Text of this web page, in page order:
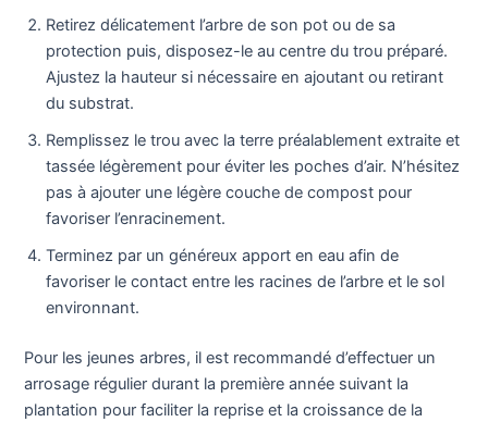
Retirez délicatement l’arbre de son pot ou de sa
protection puis, disposez-le au centre du trou préparé.
Ajustez la hauteur si nécessaire en ajoutant ou retirant
du substrat.
Remplissez le trou avec la terre préalablement extraite et
tassée légèrement pour éviter les poches d’air. N’hésitez
pas à ajouter une légère couche de compost pour
favoriser l’enracinement.
Terminez par un généreux apport en eau afin de
favoriser le contact entre les racines de l’arbre et le sol
environnant.
Pour les jeunes arbres, il est recommandé d’effectuer un
arrosage régulier durant la première année suivant la
plantation pour faciliter la reprise et la croissance de la